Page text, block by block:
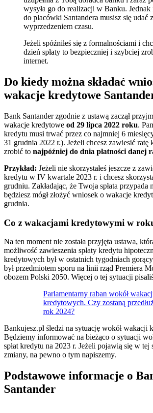
wysyła go do realizacji w Banku. Jednak
do placówki Santandera musisz się udać
wyprzedzeniem czasu.
Jeżeli spóźniłeś się z formalnościami i
dzień spłaty to bezpieczniej i szybciej
internet.
Do kiedy można składać
wakacje kredytowe
Bank Santander zgodnie z ustawą zaczął
wakacje kredytowe od 29 lipca 2022 roku.
kredytu musi trwać przez co najmniej 6
31 grudnia 2022 r.). Jeżeli chcesz zawiesić ratę
zrobić to najpóźniej do dnia płatności danej
Przykład: Jeżeli nie skorzystałeś jeszcze z
kredytu w IV kwartale 2023 r. i chcesz
grudniu. Zakładając, że Twoja spłata przypada
będziesz mógł złożyć wniosek o wakacje
grudnia.
Co z wakacjami kredytowymi w
Na ten moment nie została przyjęta ustawa,
możliwość zawieszenia spłaty kredytu
kredytowych był w ostatnich tygodniach
był przedmiotem sporu na linii rząd Premiera
obozem Polski 2050. Więcej o tej sytuacji
Parlamentarny raban wokół
kredytowych. Czy zostaną
rok 2024?
Bankujesz.pl śledzi na sytuację wokół wakacji
Będziemy informować na bieżąco o sytuacji
spłat kredytu na 2023 r. Jeżeli pojawią się w tej
zmiany, na pewno o tym napiszemy.
Podstawowe informacje o
Santander